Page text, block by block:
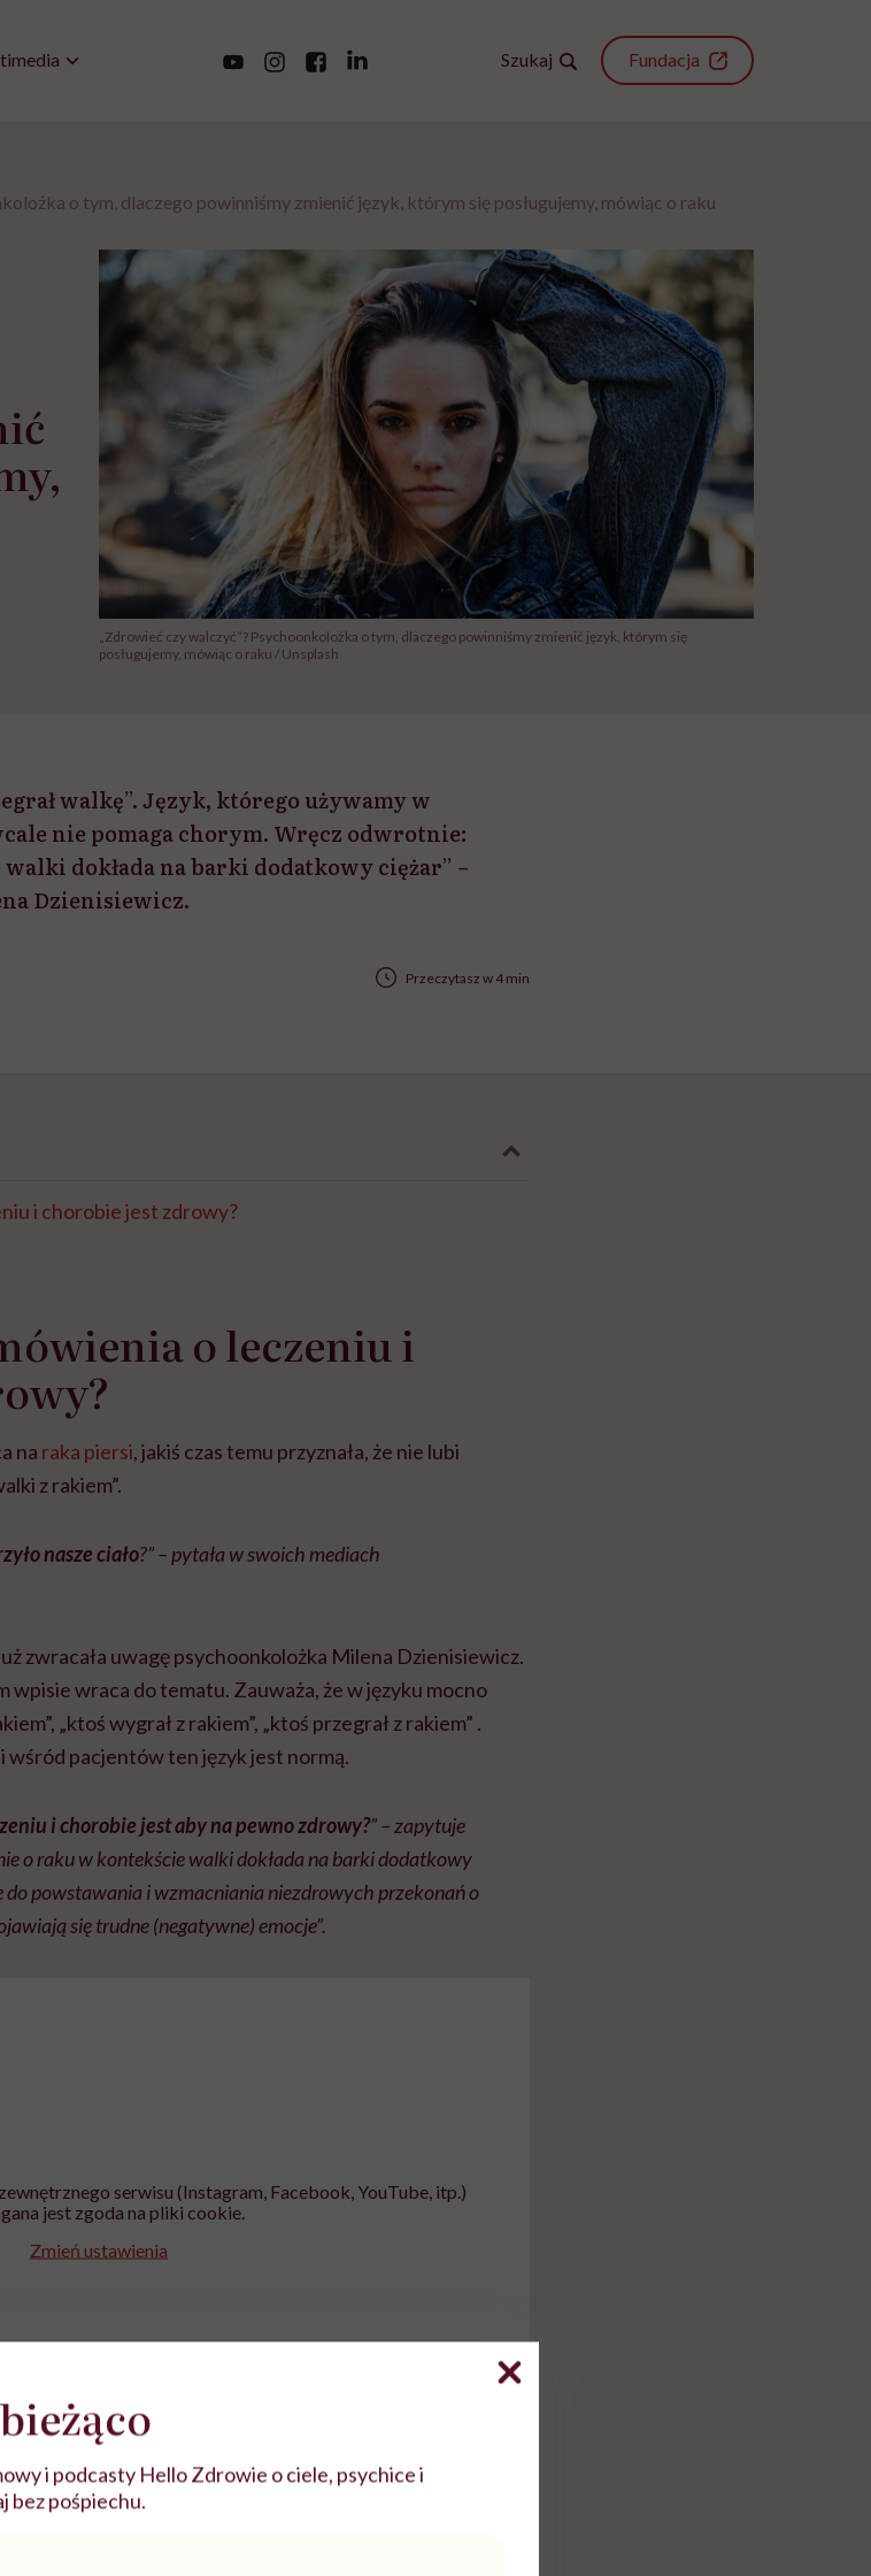
Szukaj Fundacja
o tym, dlaczego powinniśmy zmienić język, którym się posługujemy, mówiąc o raku
„Zdrowieć czy walczyć”? Psychoonkolożka o tym, dlaczego powinniśmy zmienić język, którym się
posługujemy, mówiąc o raku / Unsplash
walkę”. Język, którego używamy w
nie pomaga chorym. Wręcz odwrotnie:
dokłada na barki dodatkowy ciężar” –
Dzienisiewicz.
Przeczytasz w 4 min
i chorobie jest zdrowy?
o leczeniu i
na raka piersi, jakiś czas temu przyznała, że nie lubi
z rakiem”.
nasze ciało?” – pytała w swoich mediach
zwracała uwagę psychoonkolożka Milena Dzienisiewicz.
wraca do tematu. Zauważa, że w języku mocno
„ktoś wygrał z rakiem”, „ktoś przegrał z rakiem” .
wśród pacjentów ten język jest normą.
i chorobie jest aby na pewno zdrowy?” – zapytuje
o raku w kontekście walki dokłada na barki dodatkowy
do powstawania i wzmacniania niezdrowych przekonań o
się trudne (negatywne) emocje”.
serwisu (Instagram, Facebook, YouTube, itp.)
jest zgoda na pliki cookie.
Zmień ustawienia
odwołuje się do miniankiety dotyczącej mówienia o raku i
i podcasty Hello Zdrowie o ciele, psychice i
bez pośpiechu.